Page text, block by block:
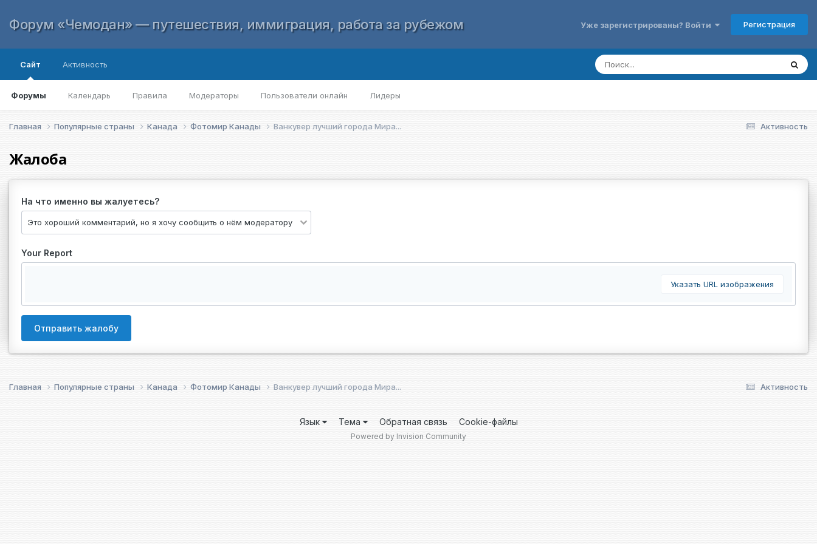
Форум «Чемодан» — путешествия, иммиграция, работа за рубежом Уже зарегистрированы? Войти Регистрация
Сайт
Форумы Календарь Правила Модераторы Пользователи онлайн Лидеры
Активность
Активность
Главная Популярные страны Канада Фотомир Канады Ванкувер лучший города Мира...
Жалоба
На что именно вы жалуетесь?
Your Report
Указать URL изображения
Отправить жалобу
Активность
Главная Популярные страны Канада Фотомир Канады Ванкувер лучший города Мира...
Язык Тема Обратная связь Cookie-файлы
Powered by Invision Community